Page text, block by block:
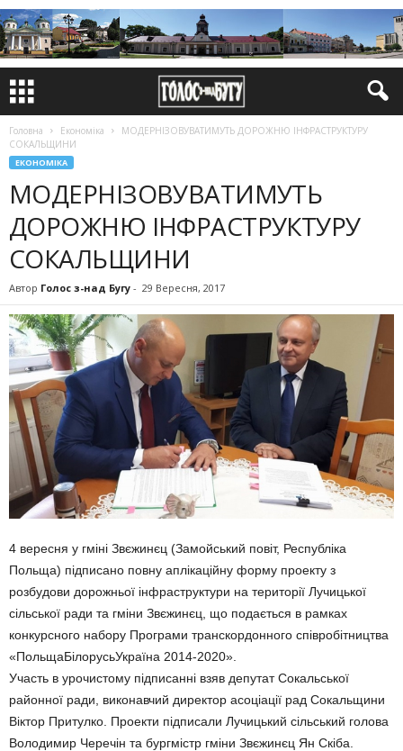
Головна Економіка
МОДЕРНІЗОВУВАТИМУТЬ ДОРОЖНЮ ІНФРАСТРУКТУРУ
СОКАЛЬЩИНИ
ЕКОНОМІКА
МОДЕРНІЗОВУВАТИМУТЬ
ДОРОЖНЮ ІНФРАСТРУКТУРУ
СОКАЛЬЩИНИ
Автор Голос з-над Бугу - 29 Вересня, 2017
4 вересня у гміні Звєжинєц (Замойський повіт, Республіка
Польща) підписано повну аплікаційну форму проекту з
розбудови дорожньої інфраструктури на території Лучицької
сільської ради та гміни Звєжинєц, що подається в рамках
конкурсного набору Програми транскордонного співробітництва
«ПольщаБілорусьУкраїна 2014-2020».
Участь в урочистому підписанні взяв депутат Сокальської
районної ради, виконавчий директор асоціації рад Сокальщини
Віктор Притулко. Проекти підписали Лучицький сільський голова
Володимир Черечін та бургмістр гміни Звєжинєц Ян Скіба.